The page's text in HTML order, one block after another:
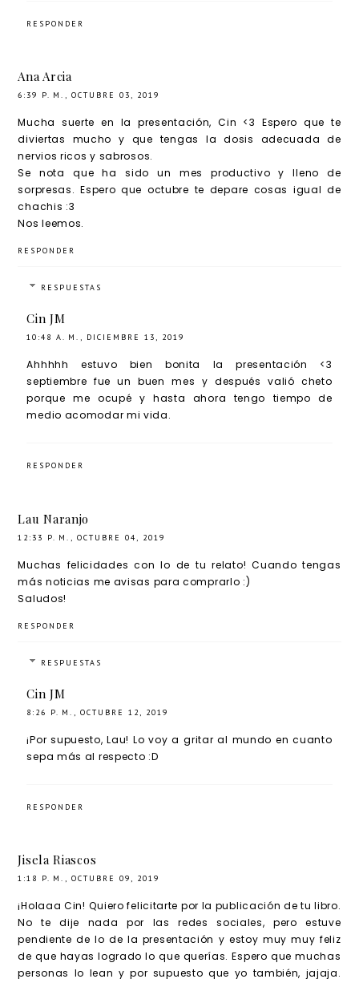
RESPONDER
Ana Arcia
6:39 P. M., OCTUBRE 03, 2019
Mucha suerte en la presentación, Cin <3 Espero que te
diviertas mucho y que tengas la dosis adecuada de
nervios ricos y sabrosos.
Se nota que ha sido un mes productivo y lleno de
sorpresas. Espero que octubre te depare cosas igual de
chachis :3
Nos leemos.
RESPONDER
RESPUESTAS
Cin JM
10:48 A. M., DICIEMBRE 13, 2019
Ahhhhh estuvo bien bonita la presentación <3
septiembre fue un buen mes y después valió cheto
porque me ocupé y hasta ahora tengo tiempo de
medio acomodar mi vida.
RESPONDER
Lau Naranjo
12:33 P. M., OCTUBRE 04, 2019
Muchas felicidades con lo de tu relato! Cuando tengas
más noticias me avisas para comprarlo :)
Saludos!
RESPONDER
RESPUESTAS
Cin JM
8:26 P. M., OCTUBRE 12, 2019
¡Por supuesto, Lau! Lo voy a gritar al mundo en cuanto
sepa más al respecto :D
RESPONDER
Jisela Riascos
1:18 P. M., OCTUBRE 09, 2019
¡Holaaa Cin! Quiero felicitarte por la publicación de tu libro.
No te dije nada por las redes sociales, pero estuve
pendiente de lo de la presentación y estoy muy muy feliz
de que hayas logrado lo que querías. Espero que muchas
personas lo lean y por supuesto que yo también, jajaja.